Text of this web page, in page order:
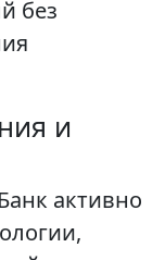
без
и
активно